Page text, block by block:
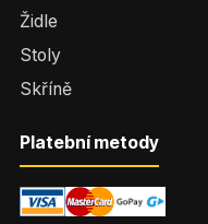
Židle
Stoly
Skříně
Platební metody